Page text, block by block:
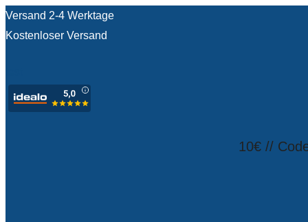
Versand 2-4 Werktage
Kostenloser Versand
10€ //